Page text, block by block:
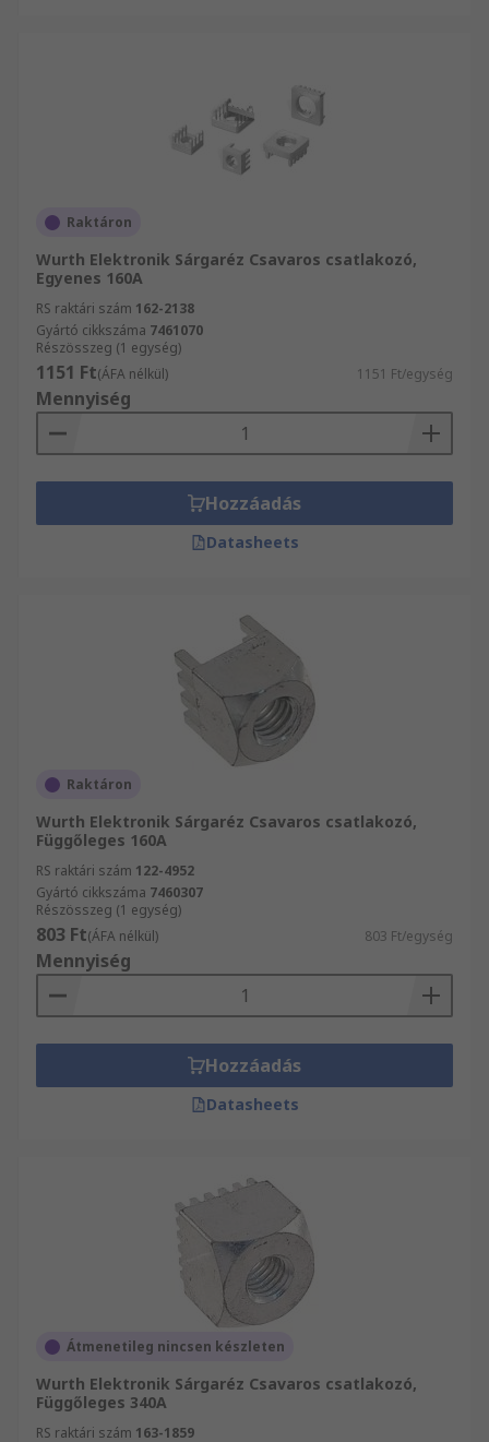
Raktáron
Wurth Elektronik Sárgaréz Csavaros csatlakozó,
Egyenes 160A
RS raktári szám 162-2138
Gyártó cikkszáma 7461070
Részösszeg (1 egység)
1151 Ft(ÁFA nélkül) 1151 Ft/egység
Mennyiség
Hozzáadás
Datasheets
Raktáron
Wurth Elektronik Sárgaréz Csavaros csatlakozó,
Függőleges 160A
RS raktári szám 122-4952
Gyártó cikkszáma 7460307
Részösszeg (1 egység)
803 Ft(ÁFA nélkül) 803 Ft/egység
Mennyiség
Hozzáadás
Datasheets
Átmenetileg nincsen készleten
Wurth Elektronik Sárgaréz Csavaros csatlakozó,
Függőleges 340A
RS raktári szám 163-1859